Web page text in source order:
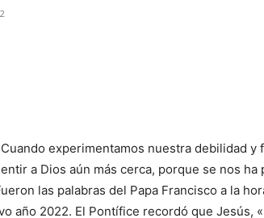
experimentamos nuestra debilidad y
a Dios aún más cerca, porque se nos
las palabras del Papa Francisco a la
año 2022. El Pontífice recordó que Jesús,